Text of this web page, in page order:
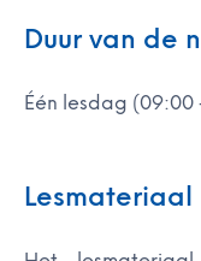
Duur van de
Één lesdag (09:00
Lesmateriaal